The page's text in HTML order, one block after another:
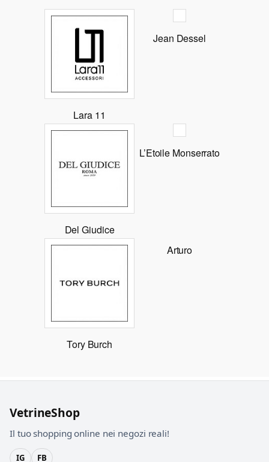
Lara 11
Jean Dessel
Del Giudice
L’Etoile Monserrato
Tory Burch
Arturo
VetrineShop
Il tuo shopping online nei negozi reali!
IG FB